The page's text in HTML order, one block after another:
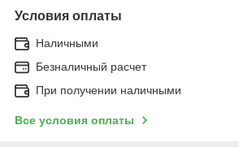
Условия оплаты
Наличными
Безналичный расчет
При получении наличными
Все условия оплаты